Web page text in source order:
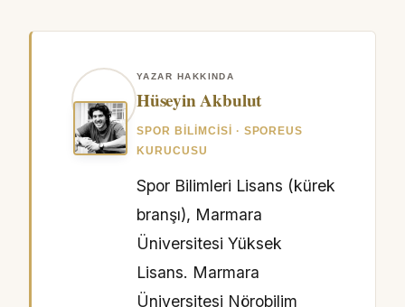
YAZAR HAKKINDA
Hüseyin Akbulut
SPOR BILIMCISI · SPOREUS
KURUCUSU
Spor Bilimleri Lisans (kürek
branşı), Marmara
Üniversitesi Yüksek
Lisans. Marmara
Üniversitesi Nörobilim